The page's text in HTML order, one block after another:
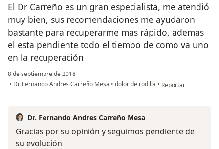
El Dr Carreño es un gran especialista, me atendió
muy bien, sus recomendaciones me ayudaron
bastante para recuperarme mas rápido, ademas
el esta pendiente todo el tiempo de como va uno
en la recuperación
8 de septiembre de 2018
• Dr. Fernando Andres Carreño Mesa • dolor de rodilla • en opinión del
Reportar
Dr. Fernando Andres Carreño Mesa
Gracias por su opinión y seguimos pendiente de
su evolución